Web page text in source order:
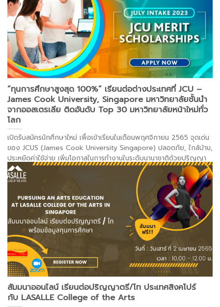
”ทุนการศึกษาสูงสุด 100%” เรียนต่อต่างประเทศที่ JCU –
James Cook University, Singapore มหาวิทยาลัยชั้นนำ
จากออสเตรเลีย ติดอันดับ Top 30 มหาวิทยาลัยหน้าใหม่ทั่ว
โลก
เปิดรับสมัครนักศึกษาใหม่ เพื่อเข้าเรียนในเดือนพฤศจิกายน 2565 จุดเด่น
ของ JCUS (James Cook University Singapore) ปลอดภัย, ใกล้บ้าน,
ประหยัดค่าใช้จ่าย เพิ่มโอกาสในการทำงานในระดับนานาชาติด้วยปริญญา
ของออสเตรเลีย หลักสูตรปริญญาตรี 2 ปี และปริญญาโท 1 ปี พัฒนา
ทักษะการคิดแบบ competitive mindset ในประเทศศูนย์กลางการทำ
ธุรกิจในเอเชีย มีหลักสูตรเตรียมพร้อมพื้นฐานภาษาและวิชาการทุกระดับ. .
สัมมนาออนไลน์ เรียนต่อปริญญาตรี/โท ประเทศสิงคโปร์
กับ LASALLE College of the Arts